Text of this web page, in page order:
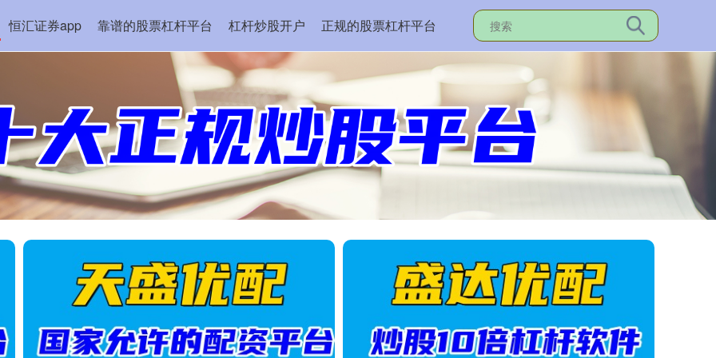
恒汇证券app 靠谱的股票杠杆平台 杠杆炒股开户 正规的股票杠杆平台